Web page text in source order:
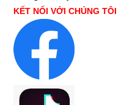
KẾT NỐI VỚI CHÚNG TÔI